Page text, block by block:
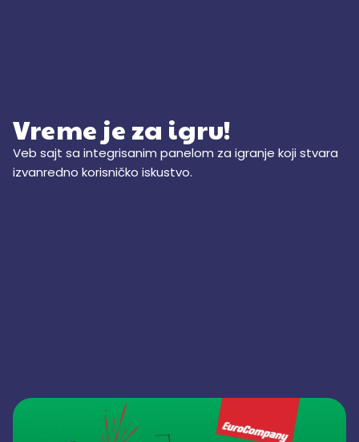
Vreme je za igru!
Veb sajt sa integrisanim panelom za igranje koji stvara
izvanredno korisničko iskustvo.